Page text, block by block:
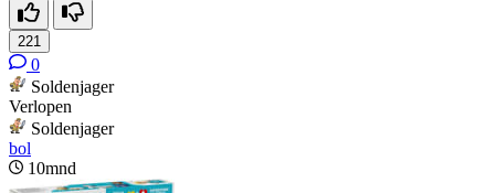
221
0
Soldenjager
Verlopen
Soldenjager
bol
10mnd